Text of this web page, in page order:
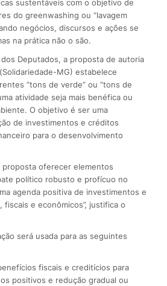
sustentáveis com o objetivo de
do greenwashing ou “lavagem
negócios, discursos e ações se
na prática não o são.
dos Deputados, a proposta de autoria
MG) estabelece
“tons de verde” ou “tons de
atividade seja mais benéfica ou
O objetivo é ser uma
de investimentos e créditos
para o desenvolvimento
proposta oferecer elementos
político robusto e profícuo no
agenda positiva de investimentos e
e econômicos”, justifica o
será usada para as seguintes
fiscais e creditícios para
positivos e redução gradual ou